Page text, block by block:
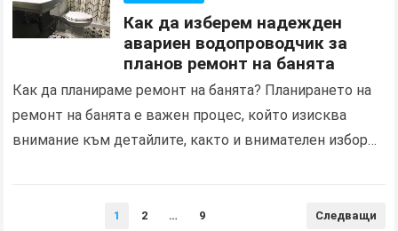
Как да изберем надежден
авариен водопроводчик за
планов ремонт на банята
Как да планираме ремонт на банята? Планирането на
ремонт на банята е важен процес, който изисква
внимание към детайлите, както и внимателен избор
1 2 … 9 Следващи